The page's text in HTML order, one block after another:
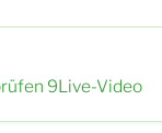
9Live-Video